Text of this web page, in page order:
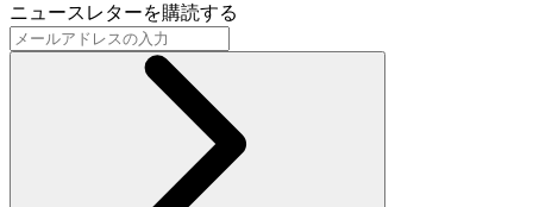
ニュースレターを購読する